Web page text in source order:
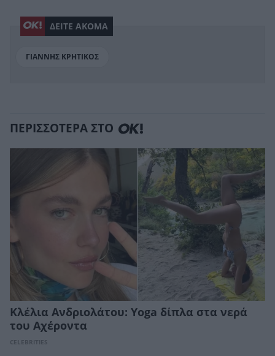
ΔΕΙΤΕ ΑΚΟΜΑ
ΓΙΑΝΝΗΣ ΚΡΗΤΙΚΟΣ
ΠΕΡΙΣΣΟΤΕΡΑ ΣΤΟ
Κλέλια Ανδριολάτου: Yoga δίπλα στα νερά
του Αχέροντα
CELEBRITIES